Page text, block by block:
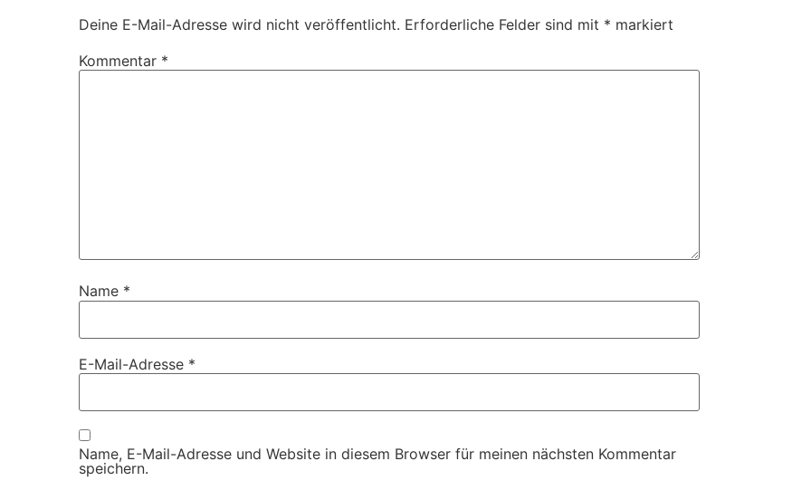
Deine E-Mail-Adresse wird nicht veröffentlicht. Erforderliche Felder sind mit * markiert
Kommentar *
Name *
E-Mail-Adresse *
Name, E-Mail-Adresse und Website in diesem Browser für meinen nächsten Kommentar
speichern.